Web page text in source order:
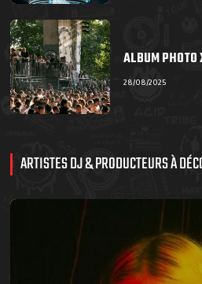
ALBUM PHOTO
28/08/2025
ARTISTES DJ & PRODUCTEURS À